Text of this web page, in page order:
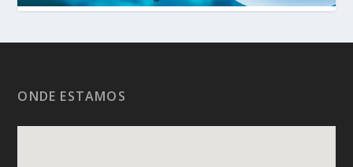
ONDE ESTAMOS